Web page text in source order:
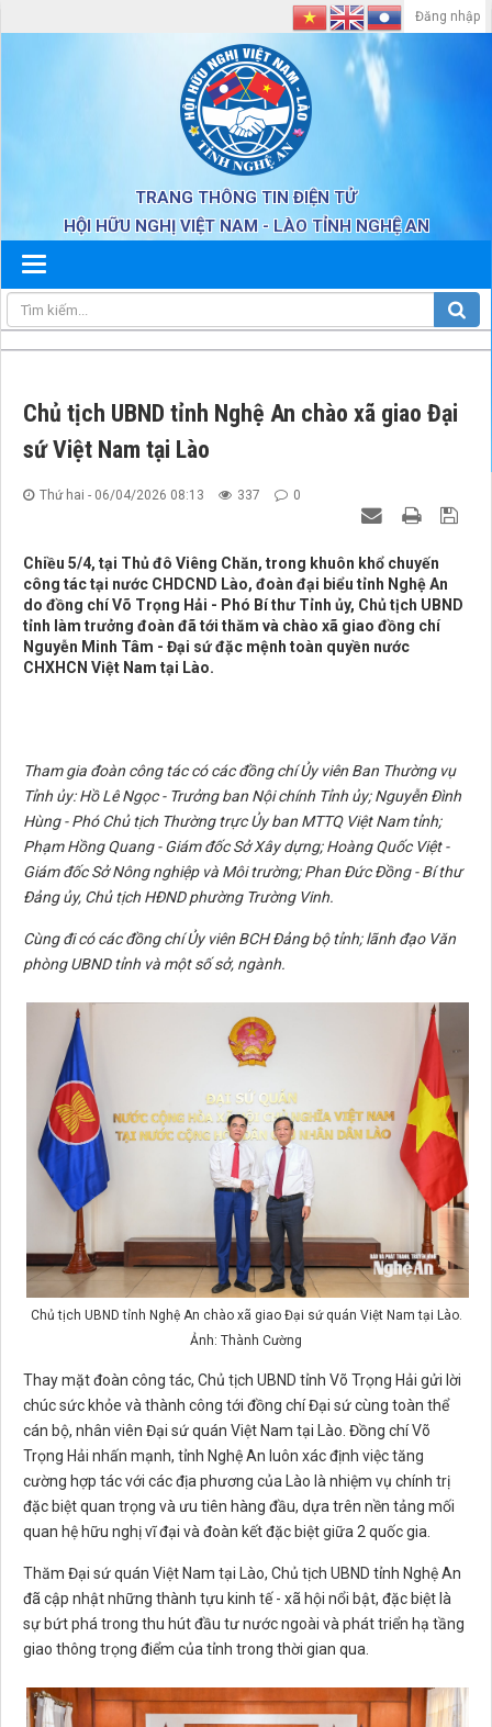
TRANG THÔNG TIN ĐIỆN TỬ
HỘI HỮU NGHỊ VIỆT NAM - LÀO TỈNH NGHỆ AN
Đăng nhập
Chủ tịch UBND tỉnh Nghệ An chào xã giao Đại
sứ Việt Nam tại Lào
Thứ hai - 06/04/2026 08:13 337 0
Chiều 5/4, tại Thủ đô Viêng Chăn, trong khuôn khổ chuyến
công tác tại nước CHDCND Lào, đoàn đại biểu tỉnh Nghệ An
do đồng chí Võ Trọng Hải - Phó Bí thư Tỉnh ủy, Chủ tịch UBND
tỉnh làm trưởng đoàn đã tới thăm và chào xã giao đồng chí
Nguyễn Minh Tâm - Đại sứ đặc mệnh toàn quyền nước
CHXHCN Việt Nam tại Lào.
Tham gia đoàn công tác có các đồng chí Ủy viên Ban Thường vụ
Tỉnh ủy: Hồ Lê Ngọc - Trưởng ban Nội chính Tỉnh ủy; Nguyễn Đình
Hùng - Phó Chủ tịch Thường trực Ủy ban MTTQ Việt Nam tỉnh;
Phạm Hồng Quang - Giám đốc Sở Xây dựng; Hoàng Quốc Việt -
Giám đốc Sở Nông nghiệp và Môi trường; Phan Đức Đồng - Bí thư
Đảng ủy, Chủ tịch HĐND phường Trường Vinh.
Cùng đi có các đồng chí Ủy viên BCH Đảng bộ tỉnh; lãnh đạo Văn
phòng UBND tỉnh và một số sở, ngành.
Chủ tịch UBND tỉnh Nghệ An chào xã giao Đại sứ quán Việt Nam tại Lào.
Ảnh: Thành Cường
Thay mặt đoàn công tác, Chủ tịch UBND tỉnh Võ Trọng Hải gửi lời
chúc sức khỏe và thành công tới đồng chí Đại sứ cùng toàn thể
cán bộ, nhân viên Đại sứ quán Việt Nam tại Lào. Đồng chí Võ
Trọng Hải nhấn mạnh, tỉnh Nghệ An luôn xác định việc tăng
cường hợp tác với các địa phương của Lào là nhiệm vụ chính trị
đặc biệt quan trọng và ưu tiên hàng đầu, dựa trên nền tảng mối
quan hệ hữu nghị vĩ đại và đoàn kết đặc biệt giữa 2 quốc gia.
Thăm Đại sứ quán Việt Nam tại Lào, Chủ tịch UBND tỉnh Nghệ An
đã cập nhật những thành tựu kinh tế - xã hội nổi bật, đặc biệt là
sự bứt phá trong thu hút đầu tư nước ngoài và phát triển hạ tầng
giao thông trọng điểm của tỉnh trong thời gian qua.